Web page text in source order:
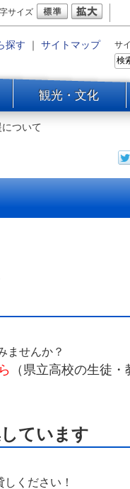
サイズ
探す ｜ サイトマップ サ
観光・文化
ついて
ませんか？
（県立高校の生徒・
ています
ください！